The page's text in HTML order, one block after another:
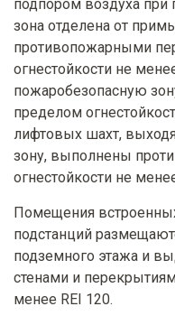
подпором воздуха
зона отделена от
противопожарными
огнестойкости не
пожаробезопасную
пределом
лифтовых шахт,
зону, выполнены
огнестойкости не
Помещения
подстанций
подземного этажа и
стенами и
менее REI 120.